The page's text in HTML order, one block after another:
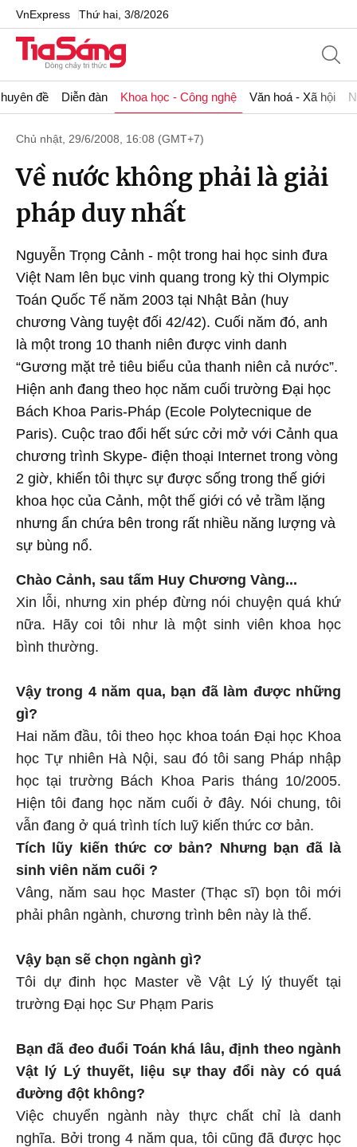
VnExpress Thứ hai, 3/8/2026
đề Diễn đàn Khoa học - Công nghệ Văn hoá - Xã hội
Chủ nhật, 29/6/2008, 16:08 (GMT+7)
Về nước không phải là giải
pháp duy nhất
Nguyễn Trọng Cảnh - một trong hai học sinh đưa
Việt Nam lên bục vinh quang trong kỳ thi Olympic
Toán Quốc Tế năm 2003 tại Nhật Bản (huy
chương Vàng tuyệt đối 42/42). Cuối năm đó, anh
là một trong 10 thanh niên được vinh danh
“Gương mặt trẻ tiêu biểu của thanh niên cả nước”.
Hiện anh đang theo học năm cuối trường Đại học
Bách Khoa Paris-Pháp (Ecole Polytecnique de
Paris). Cuộc trao đổi hết sức cởi mở với Cảnh qua
chương trình Skype- điện thoại Internet trong vòng
2 giờ, khiến tôi thực sự được sống trong thế giới
khoa học của Cảnh, một thế giới có vẻ trầm lặng
nhưng ẩn chứa bên trong rất nhiều năng lượng và
sự bùng nổ.
Chào Cảnh, sau tấm Huy Chương Vàng...
Xin lỗi, nhưng xin phép đừng nói chuyện quá khứ
nữa. Hãy coi tôi như là một sinh viên khoa học
bình thường.
Vậy trong 4 năm qua, bạn đã làm được những
gì?
Hai năm đầu, tôi theo học khoa toán Đại học Khoa
học Tự nhiên Hà Nội, sau đó tôi sang Pháp nhập
học tại trường Bách Khoa Paris tháng 10/2005.
Hiện tôi đang học năm cuối ở đây. Nói chung, tôi
vẫn đang ở quá trình tích luỹ kiến thức cơ bản.
Tích lũy kiến thức cơ bản? Nhưng bạn đã là
sinh viên năm cuối ?
Vâng, năm sau học Master (Thạc sĩ) bọn tôi mới
phải phân ngành, chương trình bên này là thế.
Vậy bạn sẽ chọn ngành gì?
Tôi dự đinh học Master về Vật Lý lý thuyết tại
trường Đại học Sư Phạm Paris
Bạn đã đeo đuổi Toán khá lâu, định theo ngành
Vật lý Lý thuyết, liệu sự thay đổi này có quá
đường đột không?
Việc chuyển ngành này thực chất chỉ là danh
nghĩa. Bởi trong 4 năm qua, tôi cũng đã được học